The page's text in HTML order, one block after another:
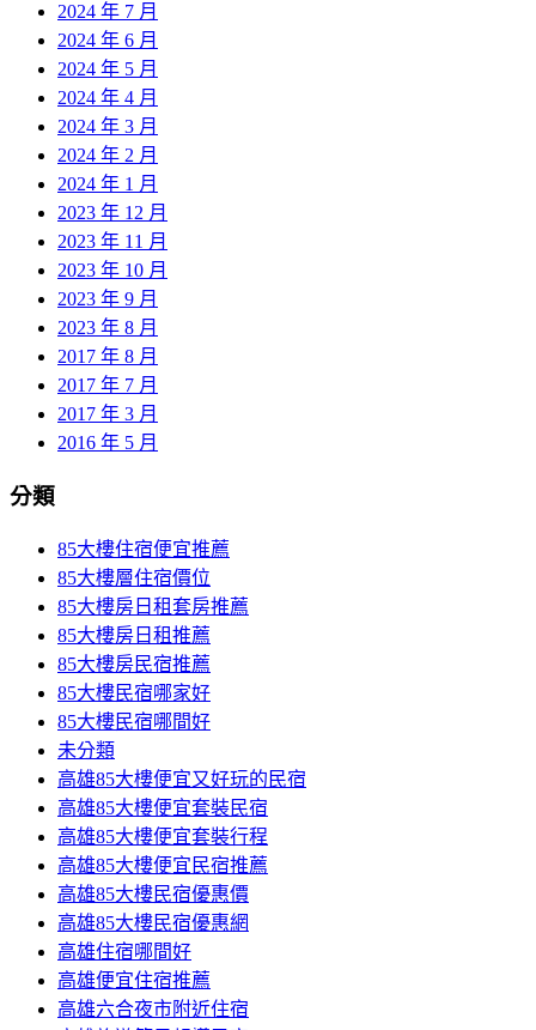
2024 年 7 月
2024 年 6 月
2024 年 5 月
2024 年 4 月
2024 年 3 月
2024 年 2 月
2024 年 1 月
2023 年 12 月
2023 年 11 月
2023 年 10 月
2023 年 9 月
2023 年 8 月
2017 年 8 月
2017 年 7 月
2017 年 3 月
2016 年 5 月
分類
85大樓住宿便宜推薦
85大樓層住宿價位
85大樓房日租套房推薦
85大樓房日租推薦
85大樓房民宿推薦
85大樓民宿哪家好
85大樓民宿哪間好
未分類
高雄85大樓便宜又好玩的民宿
高雄85大樓便宜套裝民宿
高雄85大樓便宜套裝行程
高雄85大樓便宜民宿推薦
高雄85大樓民宿優惠價
高雄85大樓民宿優惠網
高雄住宿哪間好
高雄便宜住宿推薦
高雄六合夜市附近住宿